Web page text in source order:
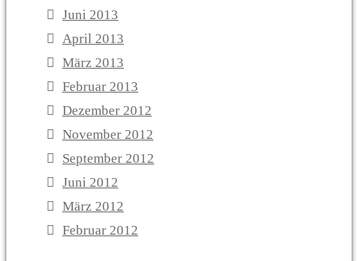
Juni 2013
April 2013
März 2013
Februar 2013
Dezember 2012
November 2012
September 2012
Juni 2012
März 2012
Februar 2012